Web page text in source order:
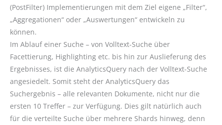
(PostFilter) Implementierungen mit dem Ziel eigene „Filter“,
„Aggregationen“ oder „Auswertungen“ entwickeln zu
können.
Im Ablauf einer Suche – von Volltext-Suche über
Facettierung, Highlighting etc. bis hin zur Auslieferung des
Ergebnisses, ist die AnalyticsQuery nach der Volltext-Suche
angesiedelt. Somit steht der AnalyticsQuery das
Suchergebnis – alle relevanten Dokumente, nicht nur die
ersten 10 Treffer – zur Verfügung. Dies gilt natürlich auch
für die verteilte Suche über mehrere Shards hinweg, denn